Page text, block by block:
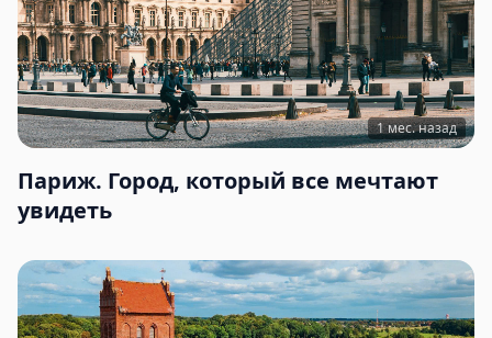
1 мес. назад
Париж. Город, который все мечтают
увидеть